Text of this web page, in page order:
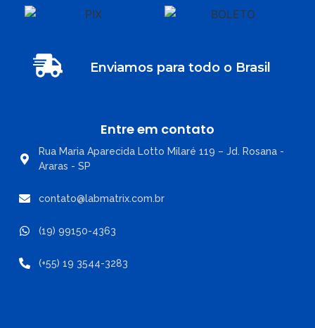
Enviamos para todo o Brasil
Entre em contato
Rua Maria Aparecida Lotto Milaré 119 – Jd. Rosana -
Araras - SP
contato@labmatrix.com.br
(19) 99150-4363
(+55) 19 3544-3283